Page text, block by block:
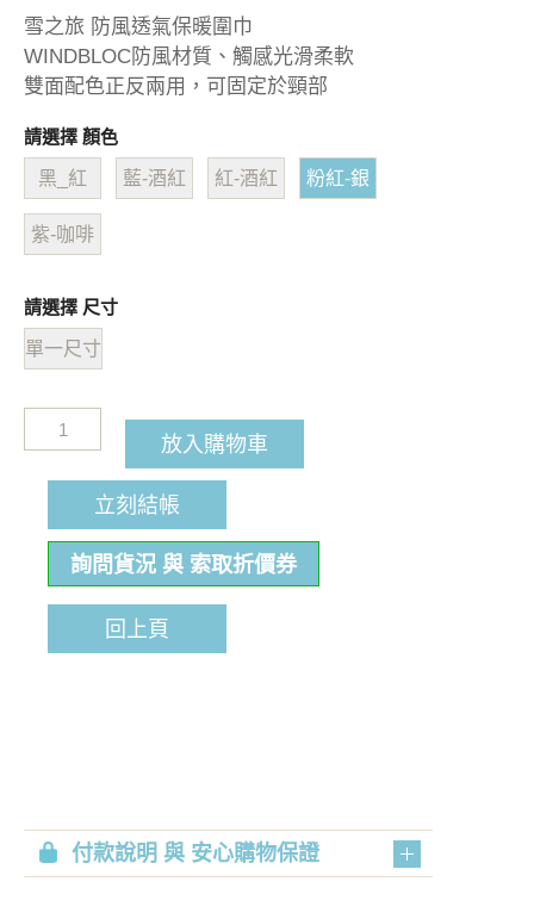
雪之旅 防風透氣保暖圍巾
WINDBLOC防風材質、觸感光滑柔軟
雙面配色正反兩用，可固定於頸部
請選擇 顏色
黑_紅 藍-酒紅 紅-酒紅 粉紅-銀
紫-咖啡
請選擇 尺寸
單一尺寸
放入購物車
立刻結帳
詢問貨況 與 索取折價券
回上頁
付款說明 與 安心購物保證